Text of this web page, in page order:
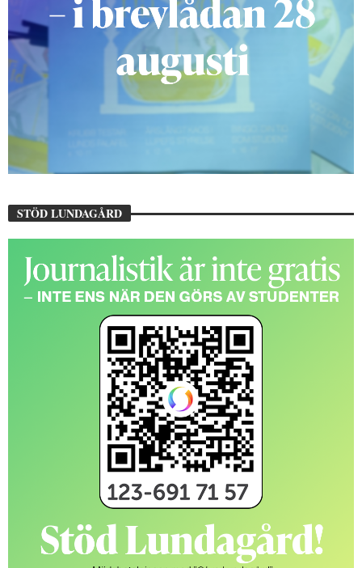
STÖD LUNDAGÅRD